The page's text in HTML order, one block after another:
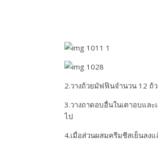
2.วางถ้วยมัฟฟินจำนวน 12 ถ้
3.วางถาดอบอื่นในเตาอบแล
ไป
4.เมื่อส่วนผสมครีมชีสเย็นลง